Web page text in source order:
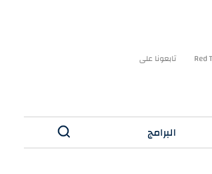
تابعونا على
البرامج